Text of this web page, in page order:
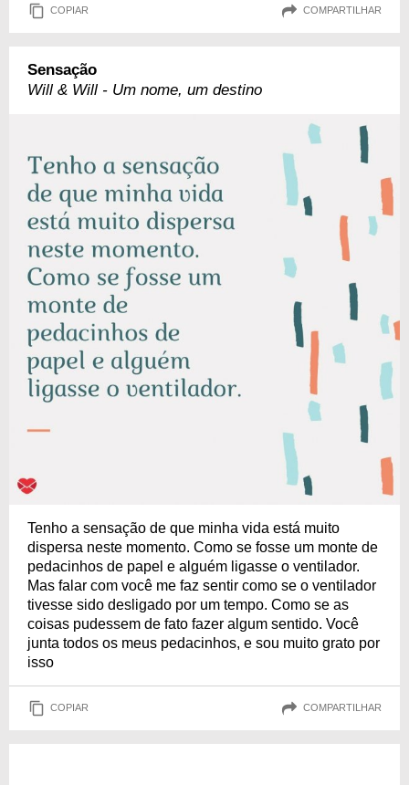
COPIAR COMPARTILHAR
Sensação
Will & Will - Um nome, um destino
Tenho a sensação de que minha vida está muito
dispersa neste momento. Como se fosse um monte de
pedacinhos de papel e alguém ligasse o ventilador.
Mas falar com você me faz sentir como se o ventilador
tivesse sido desligado por um tempo. Como se as
coisas pudessem de fato fazer algum sentido. Você
junta todos os meus pedacinhos, e sou muito grato por
isso
COPIAR COMPARTILHAR